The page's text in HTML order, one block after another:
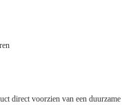
direct voorzien van een duurzame